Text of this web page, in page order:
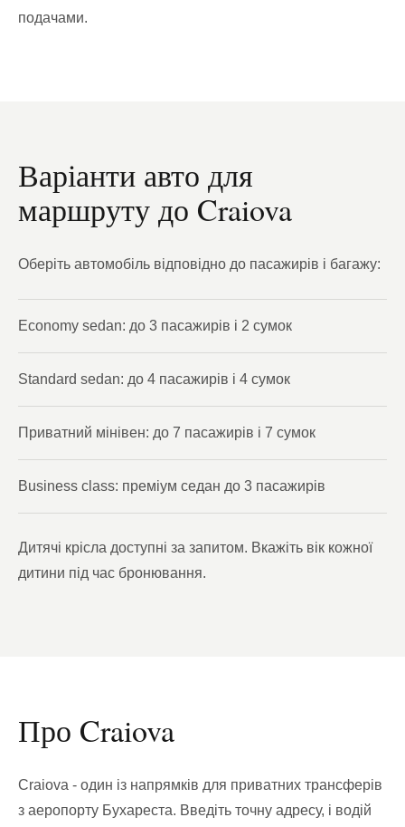
подачами.
Варіанти авто для
маршруту до Craiova
Оберіть автомобіль відповідно до пасажирів і багажу:
Economy sedan: до 3 пасажирів і 2 сумок
Standard sedan: до 4 пасажирів і 4 сумок
Приватний мінівен: до 7 пасажирів і 7 сумок
Business class: преміум седан до 3 пасажирів
Дитячі крісла доступні за запитом. Вкажіть вік кожної
дитини під час бронювання.
Про Craiova
Craiova - один із напрямків для приватних трансферів
з аеропорту Бухареста. Введіть точну адресу, і водій